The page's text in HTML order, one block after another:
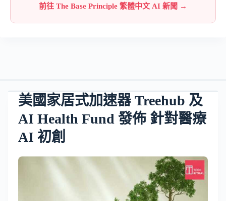
前往 The Base Principle 繁體中文 AI 新聞 →
美國家居式加速器 Treehub 及
AI Health Fund 發佈 針對醫療
AI 初創